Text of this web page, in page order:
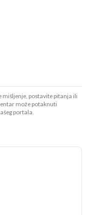
mišljenje, postavite pitanja ili
može potaknuti
portala.